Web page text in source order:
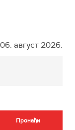
август 2026.